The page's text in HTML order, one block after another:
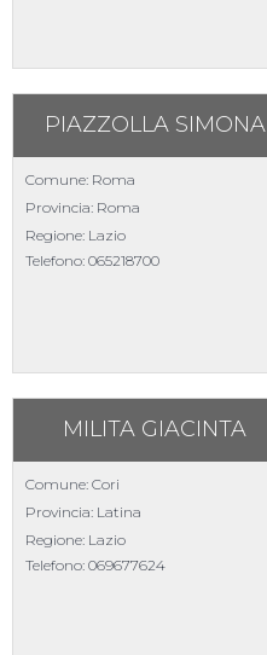
PIAZZOLLA SIMONA
Comune: Roma
Provincia: Roma
Regione: Lazio
Telefono: 065218700
MILITA GIACINTA
Comune: Cori
Provincia: Latina
Regione: Lazio
Telefono: 069677624